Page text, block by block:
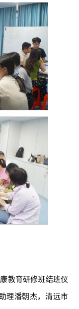
教育研修班结班仪
理潘朝杰，清远市